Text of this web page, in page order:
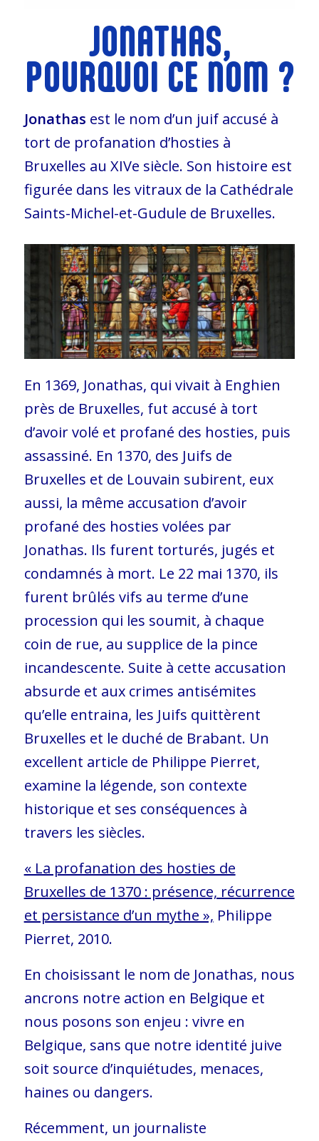
JONATHAS,
POURQUOI CE NOM ?
Jonathas est le nom d’un juif accusé à
tort de profanation d’hosties à
Bruxelles au XIVe siècle. Son histoire est
figurée dans les vitraux de la Cathédrale
Saints-Michel-et-Gudule de Bruxelles.
En 1369, Jonathas, qui vivait à Enghien
près de Bruxelles, fut accusé à tort
d’avoir volé et profané des hosties, puis
assassiné. En 1370, des Juifs de
Bruxelles et de Louvain subirent, eux
aussi, la même accusation d’avoir
profané des hosties volées par
Jonathas. Ils furent torturés, jugés et
condamnés à mort. Le 22 mai 1370, ils
furent brûlés vifs au terme d’une
procession qui les soumit, à chaque
coin de rue, au supplice de la pince
incandescente. Suite à cette accusation
absurde et aux crimes antisémites
qu’elle entraina, les Juifs quittèrent
Bruxelles et le duché de Brabant. Un
excellent article de Philippe Pierret,
examine la légende, son contexte
historique et ses conséquences à
travers les siècles.
« La profanation des hosties de
Bruxelles de 1370 : présence, récurrence
et persistance d’un mythe », Philippe
Pierret, 2010.
En choisissant le nom de Jonathas, nous
ancrons notre action en Belgique et
nous posons son enjeu : vivre en
Belgique, sans que notre identité juive
soit source d’inquiétudes, menaces,
haines ou dangers.
Récemment, un journaliste